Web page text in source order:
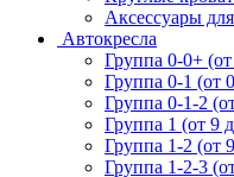
Аксессуары
Автокресла
Группа 0-0+
Группа 0-1 (от
Группа 0-1-2
Группа 1 (от 9
Группа 1-2 (от
Группа 1-2-3